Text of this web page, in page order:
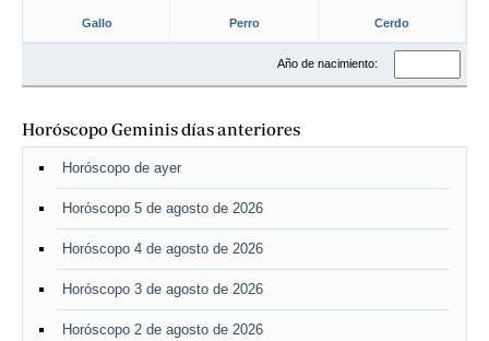
Gallo Perro Cerdo
Año de nacimiento:
Horóscopo Geminis días anteriores
Horóscopo de ayer
Horóscopo 5 de agosto de 2026
Horóscopo 4 de agosto de 2026
Horóscopo 3 de agosto de 2026
Horóscopo 2 de agosto de 2026